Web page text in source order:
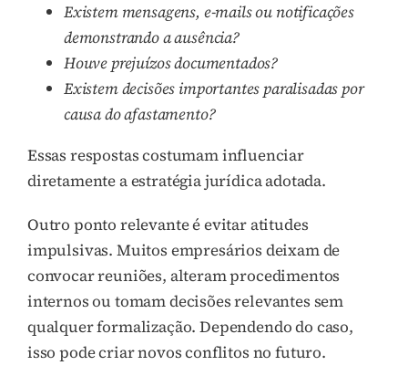
Existem mensagens, e-mails ou notificações
demonstrando a ausência?
Houve prejuízos documentados?
Existem decisões importantes paralisadas por
causa do afastamento?
Essas respostas costumam influenciar
diretamente a estratégia jurídica adotada.
Outro ponto relevante é evitar atitudes
impulsivas. Muitos empresários deixam de
convocar reuniões, alteram procedimentos
internos ou tomam decisões relevantes sem
qualquer formalização. Dependendo do caso,
isso pode criar novos conflitos no futuro.